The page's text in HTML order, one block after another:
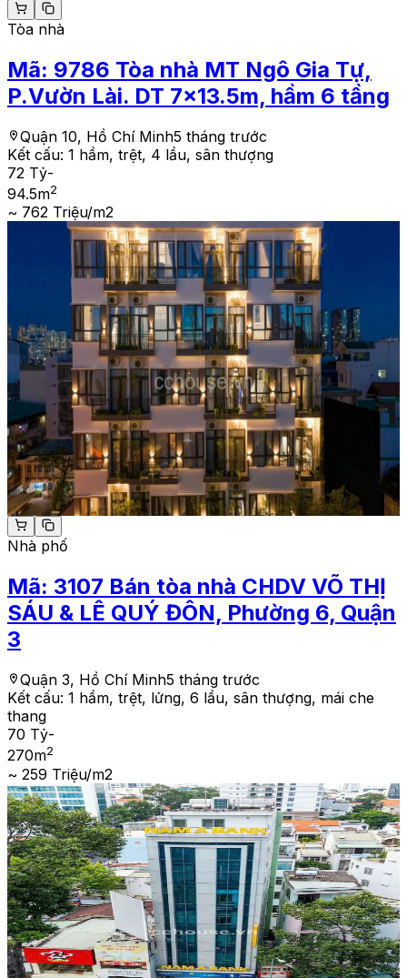
Tòa nhà
Mã: 9786 Tòa nhà MT Ngô Gia Tự,
P.Vườn Lài. DT 7x13.5m, hầm 6 tầng
Quận 10, Hồ Chí Minh5 tháng trước
Kết cấu: 1 hầm, trệt, 4 lầu, sân thượng
72 Tỷ-
94.5m2
~ 762 Triệu/m2
Nhà phố
Mã: 3107 Bán tòa nhà CHDV VÕ THỊ
SÁU & LÊ QUÝ ĐÔN, Phường 6, Quận
3
Quận 3, Hồ Chí Minh5 tháng trước
Kết cấu: 1 hầm, trệt, lửng, 6 lầu, sân thượng, mái che
thang
70 Tỷ-
270m2
~ 259 Triệu/m2